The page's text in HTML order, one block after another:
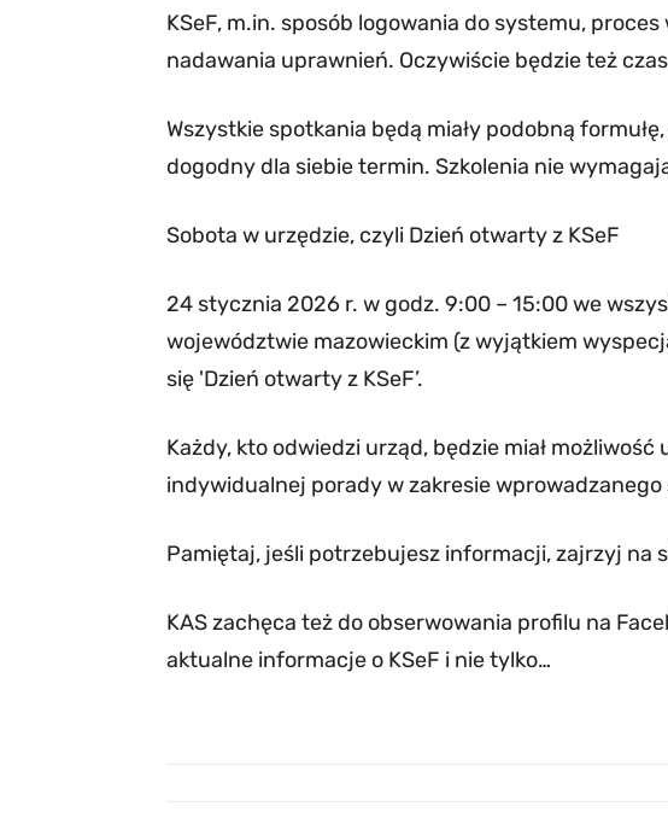
KSeF, m.in. sposób logowania do systemu,
nadawania uprawnień. Oczywiście będzie też
Wszystkie spotkania będą miały podobną
dogodny dla siebie termin. Szkolenia nie
Sobota w urzędzie, czyli Dzień otwarty z KSeF
24 stycznia 2026 r. w godz. 9:00 – 15:00 we
województwie mazowieckim (z wyjątkiem
się 'Dzień otwarty z KSeF’.
Każdy, kto odwiedzi urząd, będzie miał możliwość
indywidualnej porady w zakresie
Pamiętaj, jeśli potrzebujesz informacji, zajrzyj
KAS zachęca też do obserwowania profilu na
aktualne informacje o KSeF i nie tylko…